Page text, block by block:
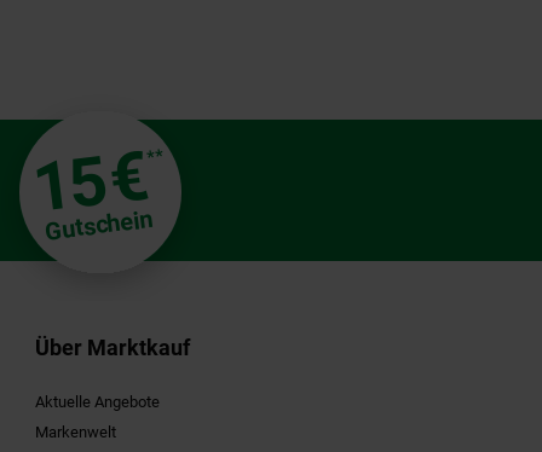
15€**
Gutschein
Über Marktkauf
Aktuelle Angebote
Markenwelt